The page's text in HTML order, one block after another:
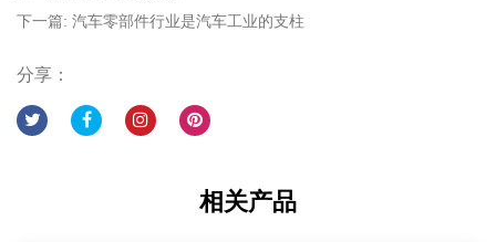
下一篇: 汽车零部件行业是汽车工业的支柱
分享：
相关产品